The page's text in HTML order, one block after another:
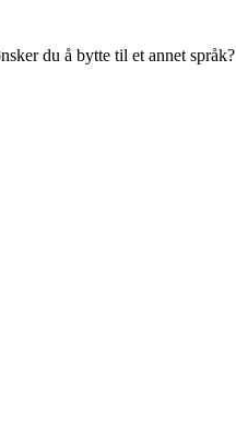
du å bytte til et annet språk?